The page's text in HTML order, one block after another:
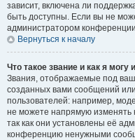
зависит, включена ли
быть доступны. Если вы не
администратором
Вернуться к началу
Что такое звание и как я могу
Звания, отображаемые под
созданных вами сообщений
пользователей: например,
не можете напрямую изменять
так как они установлены её
конференцию ненужными